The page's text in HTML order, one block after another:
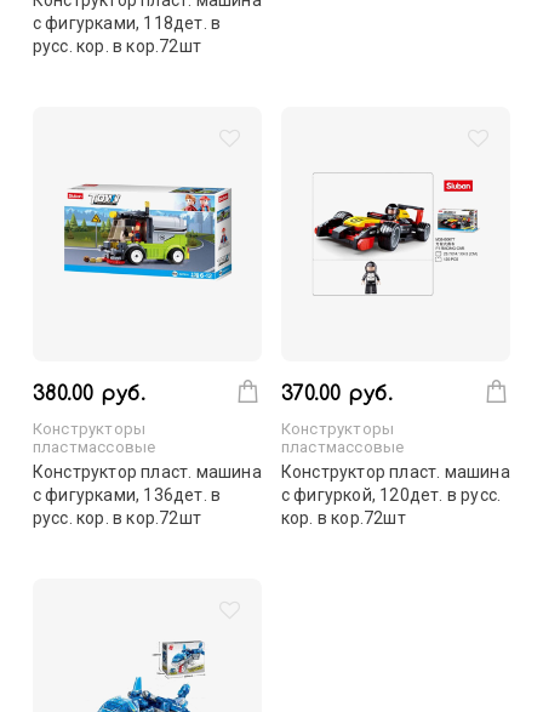
с фигурками, 118дет. в
русс. кор. в кор.72шт
380.00 руб.
Конструкторы
пластмассовые
Конструктор пласт. машина
с фигурками, 136дет. в
русс. кор. в кор.72шт
370.00 руб.
Конструкторы
пластмассовые
Конструктор пласт. машина
с фигуркой, 120дет. в русс.
кор. в кор.72шт